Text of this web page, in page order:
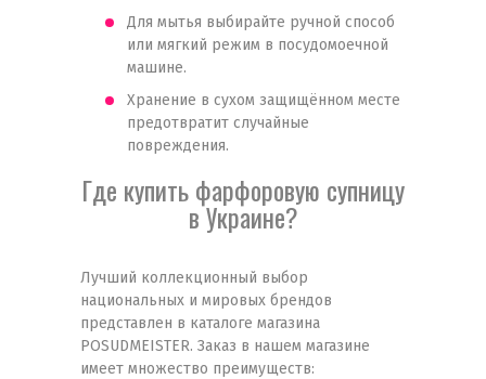
Для мытья выбирайте ручной способ
или мягкий режим в посудомоечной
машине.
Хранение в сухом защищённом месте
предотвратит случайные
повреждения.
Где купить фарфоровую супницу
в Украине?
Лучший коллекционный выбор
национальных и мировых брендов
представлен в каталоге магазина
POSUDMEISTER. Заказ в нашем магазине
имеет множество преимуществ: